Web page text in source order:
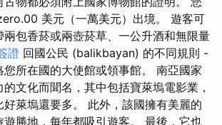
美元（一萬美元）出境。 遊客可
兩包香菸或兩壺菸草、一公升酒和無限量
證 回國公民 (balikbayan) 的不同規則 -
所在國的大使館或領事館。 南亞國家
文化而聞名，其中包括寶萊塢電影業，
萊塢還要多。 此外，該國擁有美麗的
遊勝地，每年都吸引遊客。 最後，它也